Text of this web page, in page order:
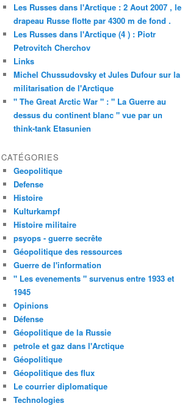
Les Russes dans l'Arctique : 2 Aout 2007 , le
drapeau Russe flotte par 4300 m de fond .
Les Russes dans l'Arctique (4 ) : Piotr
Petrovitch Cherchov
Links
Michel Chussudovsky et Jules Dufour sur la
militarisation de l'Arctique
" The Great Arctic War " : " La Guerre au
dessus du continent blanc " vue par un
think-tank Etasunien
CATÉGORIES
Geopolitique
Defense
Histoire
Kulturkampf
Histoire militaire
psyops - guerre secrête
Géopolitique des ressources
Guerre de l'information
" Les evenements " survenus entre 1933 et
1945
Opinions
Défense
Géopolitique de la Russie
petrole et gaz dans l'Arctique
Géopolitique
Géopolitique des flux
Le courrier diplomatique
Technologies